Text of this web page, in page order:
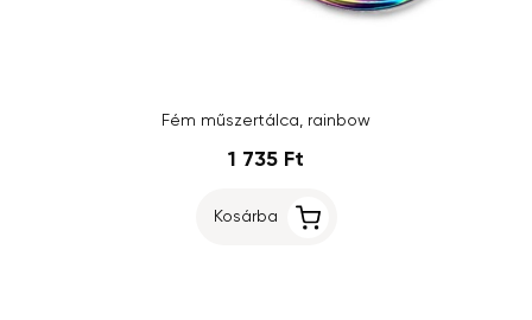
Fém műszertálca, rainbow
1 735 Ft
Kosárba